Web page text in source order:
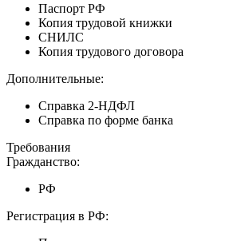
Паспорт РФ
Копия трудовой книжки
СНИЛС
Копия трудового договора
Дополнительные:
Справка 2-НДФЛ
Справка по форме банка
Требования
Гражданство:
РФ
Регистрация в РФ: